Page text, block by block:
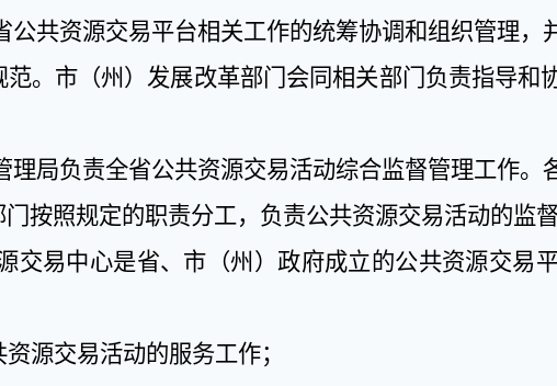
公共资源交易平台相关工作的统筹协调和组织管理，
。市（州）发展改革部门会同相关部门负责指导和
理局负责全省公共资源交易活动综合监督管理工作。
按照规定的职责分工，负责公共资源交易活动的监督
交易中心是省、市（州）政府成立的公共资源交易
源交易活动的服务工作；